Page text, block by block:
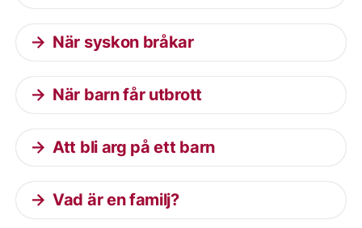
När syskon bråkar
När barn får utbrott
Att bli arg på ett barn
Vad är en familj?